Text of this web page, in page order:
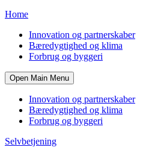
Home
Innovation og partnerskaber
Bæredygtighed og klima
Forbrug og byggeri
Open Main Menu
Innovation og partnerskaber
Bæredygtighed og klima
Forbrug og byggeri
Selvbetjening